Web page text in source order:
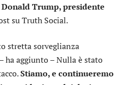
Donald Trump, presidente
su Truth Social.
stretta sorveglianza
ha aggiunto – Nulla è stato
Stiamo, e continueremo